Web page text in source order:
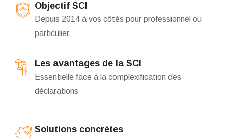
Objectif SCI
Depuis 2014 à vos côtés pour professionnel ou
particulier.
Les avantages de la SCI
Essentielle face à la complexification des
déclarations
Solutions concrètes